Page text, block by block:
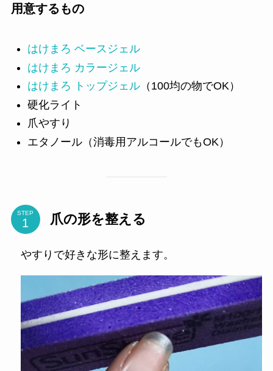
用意するもの
はけまろ ベースジェル
はけまろ カラージェル
はけまろ トップジェル（100均の物でOK）
硬化ライト
爪やすり
エタノール（消毒用アルコールでもOK）
STEP 爪の形を整える
やすりで好きな形に整えます。